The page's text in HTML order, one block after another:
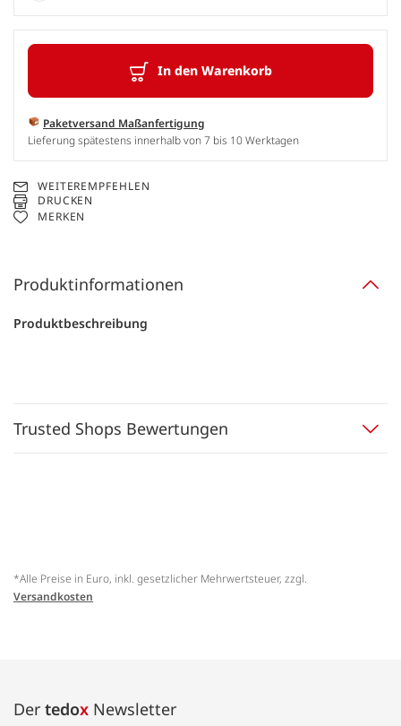
In den Warenkorb
Paketversand Maßanfertigung
Lieferung spätestens innerhalb von 7 bis 10 Werktagen
WEITEREMPFEHLEN
DRUCKEN
MERKEN
Produktinformationen
Produktbeschreibung
Trusted Shops Bewertungen
*Alle Preise in Euro, inkl. gesetzlicher Mehrwertsteuer, zzgl.
Versandkosten
Der tedox Newsletter